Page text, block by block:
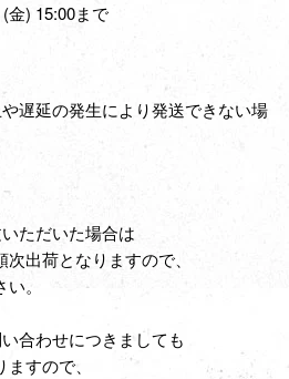
金) 15:00まで
遅延の発生により発送できない場
ただいた場合は
出荷となりますので、
。
合わせにつきましても
すので、